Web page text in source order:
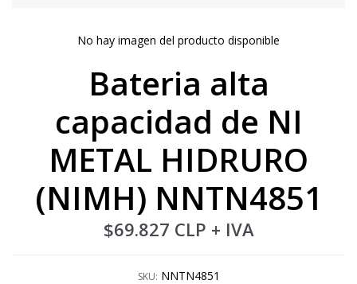
No hay imagen del producto disponible
Bateria alta
capacidad de NI
METAL HIDRURO
(NIMH) NNTN4851
$69.827 CLP + IVA
SKU: NNTN4851